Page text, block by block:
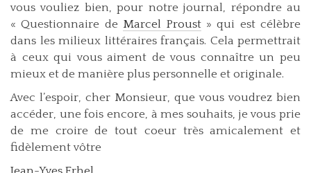
vous vouliez bien, pour notre journal, répondre au
« Questionnaire de Marcel Proust» qui est célèbre
dans les milieux littéraires français. Cela permettrait
à ceux qui vous aiment de vous connaître un peu
mieux et de manière plus personnelle et originale.
Avec l’espoir, cher Monsieur, que vous voudrez bien
accéder, une fois encore, à mes souhaits, je vous prie
de me croire de tout coeur très amicalement et
fidèlement vôtre